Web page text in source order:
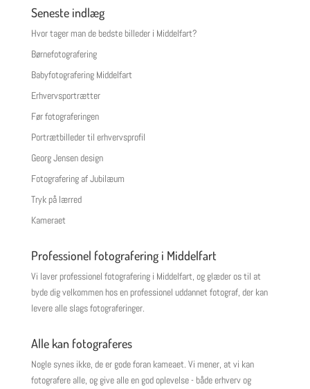
Seneste indlæg
Hvor tager man de bedste billeder i Middelfart?
Børnefotografering
Babyfotografering Middelfart
Erhvervsportrætter
Før fotograferingen
Portrætbilleder til erhvervsprofil
Georg Jensen design
Fotografering af Jubilæum
Tryk på lærred
Kameraet
Professionel fotografering i Middelfart
Vi laver professionel fotografering i Middelfart, og glæder os til at
byde dig velkommen hos en professionel uddannet fotograf, der kan
levere alle slags fotograferinger.
Alle kan fotograferes
Nogle synes ikke, de er gode foran kameaet. Vi mener, at vi kan
fotografere alle, og give alle en god oplevelse - både erhverv og